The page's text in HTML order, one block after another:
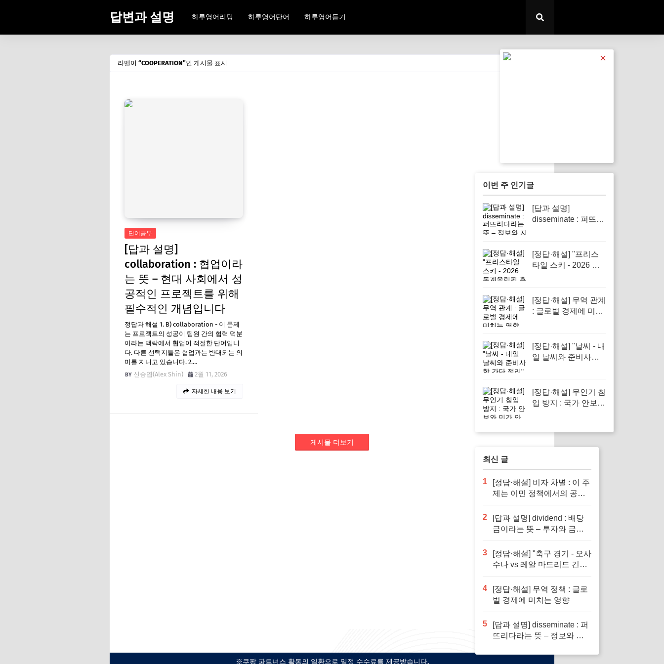
답변과 설명 하루영어리딩 하루영어단어 하루영어듣기
라벨이 COOPERATION 인 게시물 표시
단어공부
[답과 설명]
collaboration : 협업이라
는 뜻 – 현대 사회에서 성
공적인 프로젝트를 위해
필수적인 개념입니다
정답과 해설 1. B) collaboration - 이 문제
는 프로젝트의 성공이 팀원 간의 협력 덕분
이라는 맥락에서 협업이 적절한 단어입니
다. 다른 선택지들은 협업과는 반대되는 의
미를 지니고 있습니다. 2.…
신승엽(Alex Shin)
2월 11, 2026
자세한 내용 보기
게시물 더보기
※쿠팡 파트너스 활동의 일환으로 일정 수수료를 제공받습니다.
✕
이번 주 인기글
[답과 설명]
disseminate : 퍼뜨리
수적인 역할을 하는
단어
[정답·해설] "프리스
타일 스키 - 2026 동
[정답·해설] 무역 관계
: 글로벌 경제에 미치
[정답·해설] "날씨 - 내
일 날씨와 준비사항
[정답·해설] 무인기 침
입 방지 : 국가 안보와
최신 글
1
[정답·해설] 비자 차별 : 이 주
제는 이민 정책에서의 공정
2
[답과 설명] dividend : 배당
금이라는 뜻 – 투자와 금융
알아야 할 단어입니다
3
[정답·해설] "축구 경기 - 오사
수나 vs 레알 마드리드 긴장
4
[정답·해설] 무역 정책 : 글로
벌 경제에 미치는 영향
5
[답과 설명] disseminate : 퍼
뜨리다라는 뜻 – 정보와 지
할을 하는 단어